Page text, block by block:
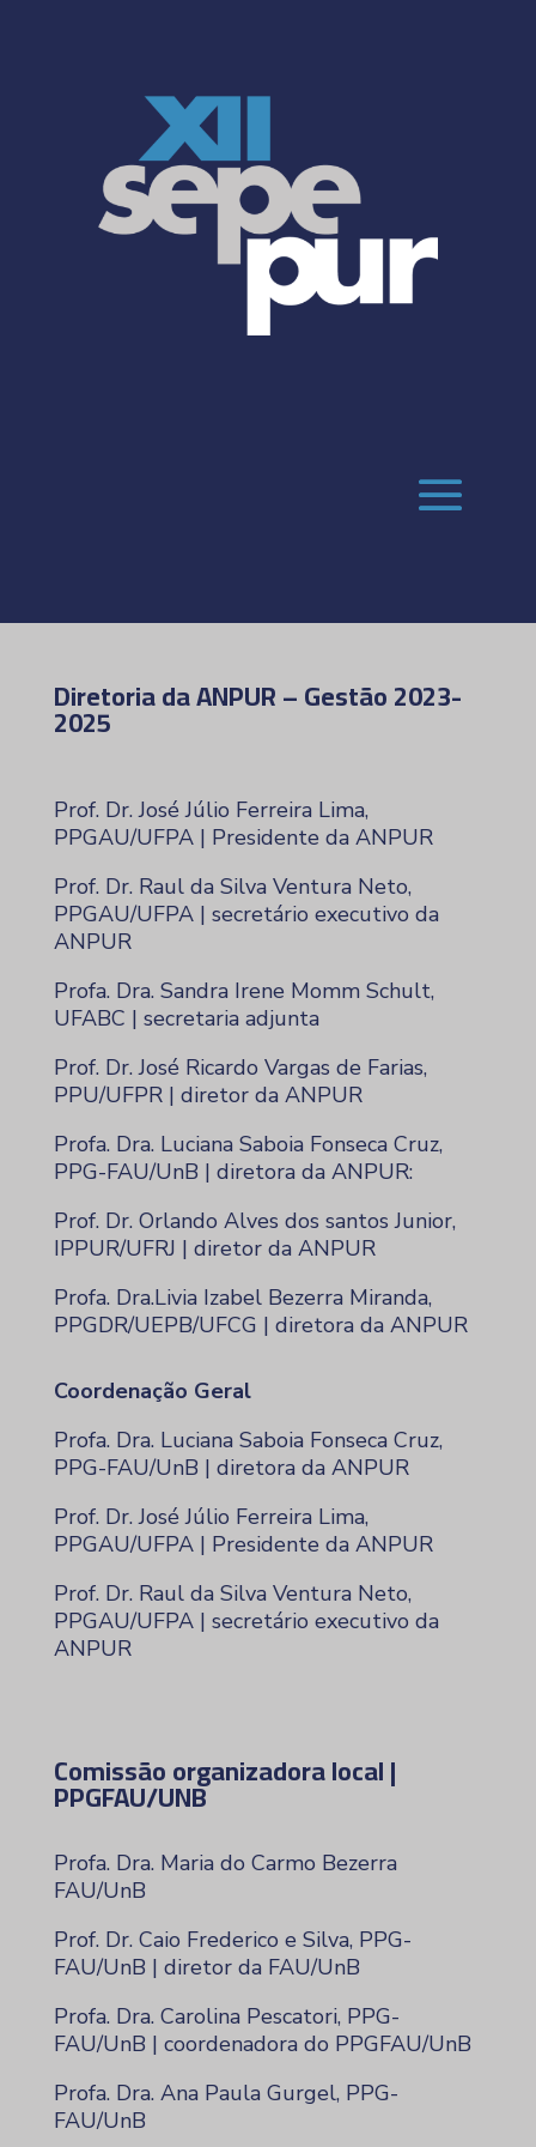
Diretoria da ANPUR – Gestão 2023-
2025
Prof. Dr. José Júlio Ferreira Lima,
PPGAU/UFPA | Presidente da ANPUR
Prof. Dr. Raul da Silva Ventura Neto,
PPGAU/UFPA | secretário executivo da
ANPUR
Profa. Dra. Sandra Irene Momm Schult,
UFABC | secretaria adjunta
Prof. Dr. José Ricardo Vargas de Farias,
PPU/UFPR | diretor da ANPUR
Profa. Dra. Luciana Saboia Fonseca Cruz,
PPG-FAU/UnB | diretora da ANPUR:
Prof. Dr. Orlando Alves dos santos Junior,
IPPUR/UFRJ | diretor da ANPUR
Profa. Dra.Livia Izabel Bezerra Miranda,
PPGDR/UEPB/UFCG | diretora da ANPUR
Coordenação Geral
Profa. Dra. Luciana Saboia Fonseca Cruz,
PPG-FAU/UnB | diretora da ANPUR
Prof. Dr. José Júlio Ferreira Lima,
PPGAU/UFPA | Presidente da ANPUR
Prof. Dr. Raul da Silva Ventura Neto,
PPGAU/UFPA | secretário executivo da
ANPUR
Comissão organizadora local |
PPGFAU/UNB
Profa. Dra. Maria do Carmo Bezerra
FAU/UnB
Prof. Dr. Caio Frederico e Silva, PPG-
FAU/UnB | diretor da FAU/UnB
Profa. Dra. Carolina Pescatori, PPG-
FAU/UnB | coordenadora do PPGFAU/UnB
Profa. Dra. Ana Paula Gurgel, PPG-
FAU/UnB